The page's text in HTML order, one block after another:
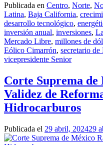
Publicada en Centro, Norte,
Latina, Baja California,
desarrollo tecnológico,
inversión anual, inversiones,
Mercado Libre, millones de
Eólico Cimarrón, secretario de
vicepresidente Senior
Corte Suprema
Validez de
Hidrocarburos
Publicada el 29 abril, 202429